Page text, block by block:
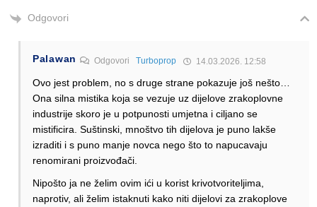
Odgovori
Palawan Odgovori Turboprop 14.03.2026. 12:58
Ovo jest problem, no s druge strane pokazuje još nešto…
Ona silna mistika koja se vezuje uz dijelove zrakoplovne
industrije skoro je u potpunosti umjetna i ciljano se
mistificira. Suštinski, mnoštvo tih dijelova je puno lakše
izraditi i s puno manje novca nego što to napucavaju
renomirani proizvođači.
Nipošto ja ne želim ovim ići u korist krivotvoriteljima,
naprotiv, ali želim istaknuti kako niti dijelovi za zrakoplove